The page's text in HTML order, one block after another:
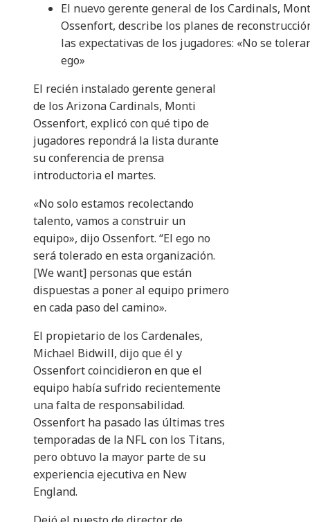
El nuevo gerente general de los Cardinals,
Ossenfort, describe los planes de
las expectativas de los jugadores: «No se
ego»
El recién instalado gerente general
de los Arizona Cardinals, Monti
Ossenfort, explicó con qué tipo de
jugadores repondrá la lista durante
su conferencia de prensa
introductoria el martes.
«No solo estamos recolectando
talento, vamos a construir un
equipo», dijo Ossenfort. “El ego no
será tolerado en esta organización.
[We want] personas que están
dispuestas a poner al equipo primero
en cada paso del camino».
El propietario de los Cardenales,
Michael Bidwill, dijo que él y
Ossenfort coincidieron en que el
equipo había sufrido recientemente
una falta de responsabilidad.
Ossenfort ha pasado las últimas tres
temporadas de la NFL con los Titans,
pero obtuvo la mayor parte de su
experiencia ejecutiva en New
England.